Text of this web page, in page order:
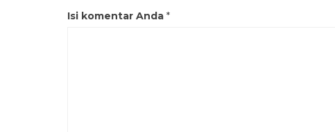
Isi komentar Anda *